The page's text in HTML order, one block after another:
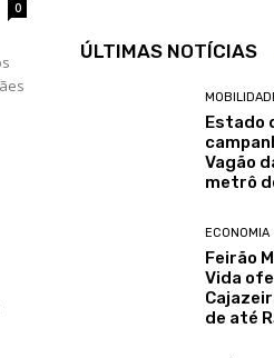
0
ÚLTIMAS NOTÍCIAS
Estado
Vagão
metrô
ECONOMIA
Feirão
Vida
de até